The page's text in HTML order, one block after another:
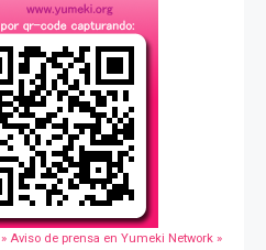
» Aviso de prensa en Yumeki Network »